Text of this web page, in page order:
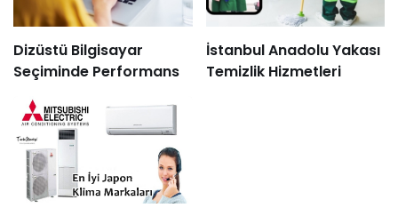
Dizüstü Bilgisayar
Seçiminde Performans
İstanbul Anadolu Yakası
Temizlik Hizmetleri